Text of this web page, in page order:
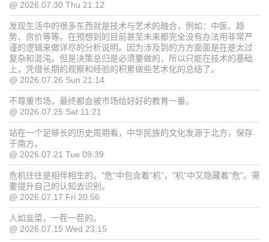
@ 2026.07.30 Thu 21:12
发现生活中的很多东西就是技术与艺术的融合，例如：中医、趋
势、房价等等。在预想到的目前甚至未来都完全没有办法用非常严
谨的逻辑来做详尽的分析说明。因为涉及到的方方面面是在是太过
复杂和混沌。但是决策总归是必须要做的，所以只能在技术的基础
上，凭借长期的观察和经验的积累做些艺术化的总结了。
@ 2026.07.26 Sun 21:14
不尊重市场，最终都会被市场给好好的教育一番。
@ 2026.07.25 Sat 11:21
站在一个足够长的历史周期看，中华民族的文化发源于北方，保存
于南方。
@ 2026.07.21 Tue 09:39
危机往往是相伴相生的。"危"中包含着"机"，"机"中又隐藏着"危"。需
要提升自己的认知去识别。
@ 2026.07.17 Fri 20:56
人如韭菜，一茬一茬的。
@ 2026.07.15 Wed 23:15